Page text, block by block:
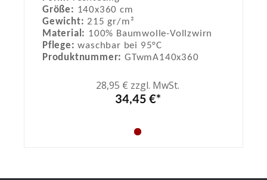
Größe: 140x360 cm
Gewicht:215 gr/m²
Material: 100% Baumwolle-Vollzwirn
Pflege:waschbar bei 95°C
Produktnummer: GTwmA140x360
28,95 € zzgl. MwSt.
34,45 €*